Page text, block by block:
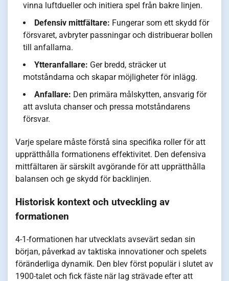
vinna luftdueller och initiera spel från bakre linjen.
Defensiv mittfältare: Fungerar som ett skydd för
försvaret, avbryter passningar och distribuerar bollen
till anfallarna.
Ytteranfallare: Ger bredd, sträcker ut
motståndarna och skapar möjligheter för inlägg.
Anfallare: Den primära målskytten, ansvarig för
att avsluta chanser och pressa motståndarens
försvar.
Varje spelare måste förstå sina specifika roller för att
upprätthålla formationens effektivitet. Den defensiva
mittfältaren är särskilt avgörande för att upprätthålla
balansen och ge skydd för backlinjen.
Historisk kontext och utveckling av
formationen
4-1-formationen har utvecklats avsevärt sedan sin
början, påverkad av taktiska innovationer och spelets
föränderliga dynamik. Den blev först populär i slutet av
1900-talet och fick fäste när lag strävade efter att